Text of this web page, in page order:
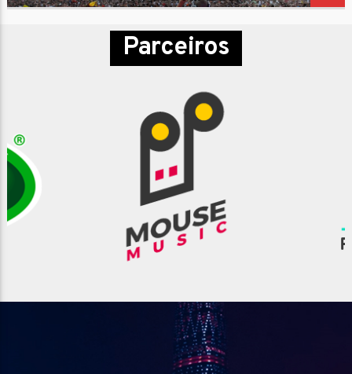
Parceiros